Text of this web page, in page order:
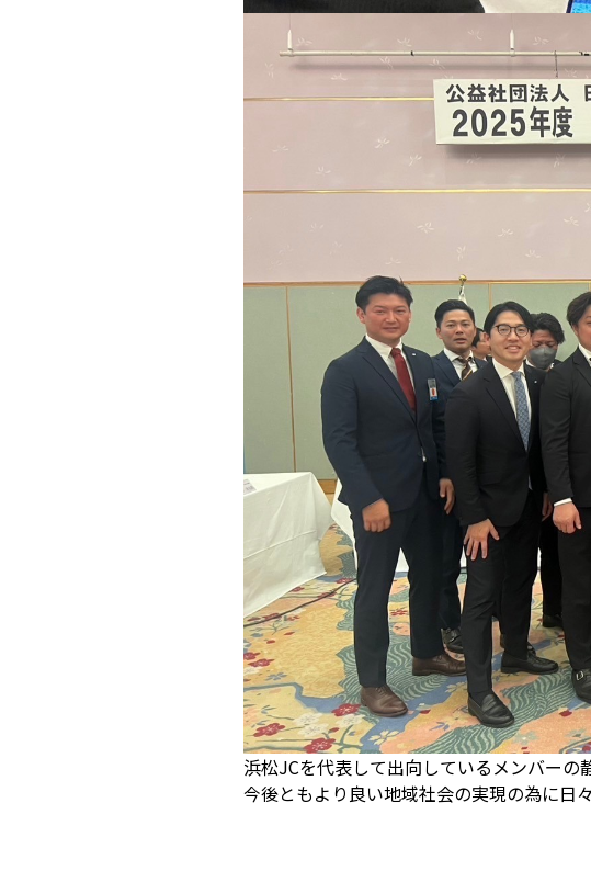
浜松JCを代表して出向しているメンバーの
今後ともより良い地域社会の実現の為に日